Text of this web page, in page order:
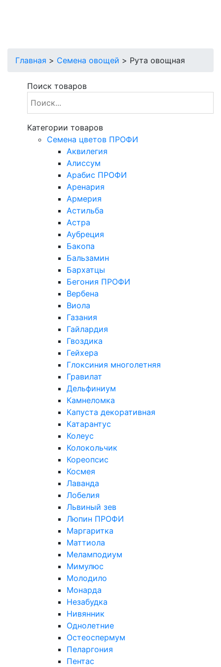
Главная > Семена овощей > Рута овощная
Поиск товаров
Категории товаров
Cемена цветов ПРОФИ
Аквилегия
Алиссум
Арабис ПРОФИ
Аренария
Армерия
Астильба
Астра
Аубреция
Бакопа
Бальзамин
Бархатцы
Бегония ПРОФИ
Вербена
Виола
Газания
Гайлардия
Гвоздика
Гейхера
Глоксиния многолетняя
Гравилат
Дельфиниум
Камнеломка
Капуста декоративная
Катарантус
Колеус
Колокольчик
Кореопсис
Космея
Лаванда
Лобелия
Львиный зев
Люпин ПРОФИ
Маргаритка
Маттиола
Меламподиум
Мимулюс
Молодило
Монарда
Незабудка
Нивянник
Однолетние
Остеоспермум
Пеларгония
Пентас